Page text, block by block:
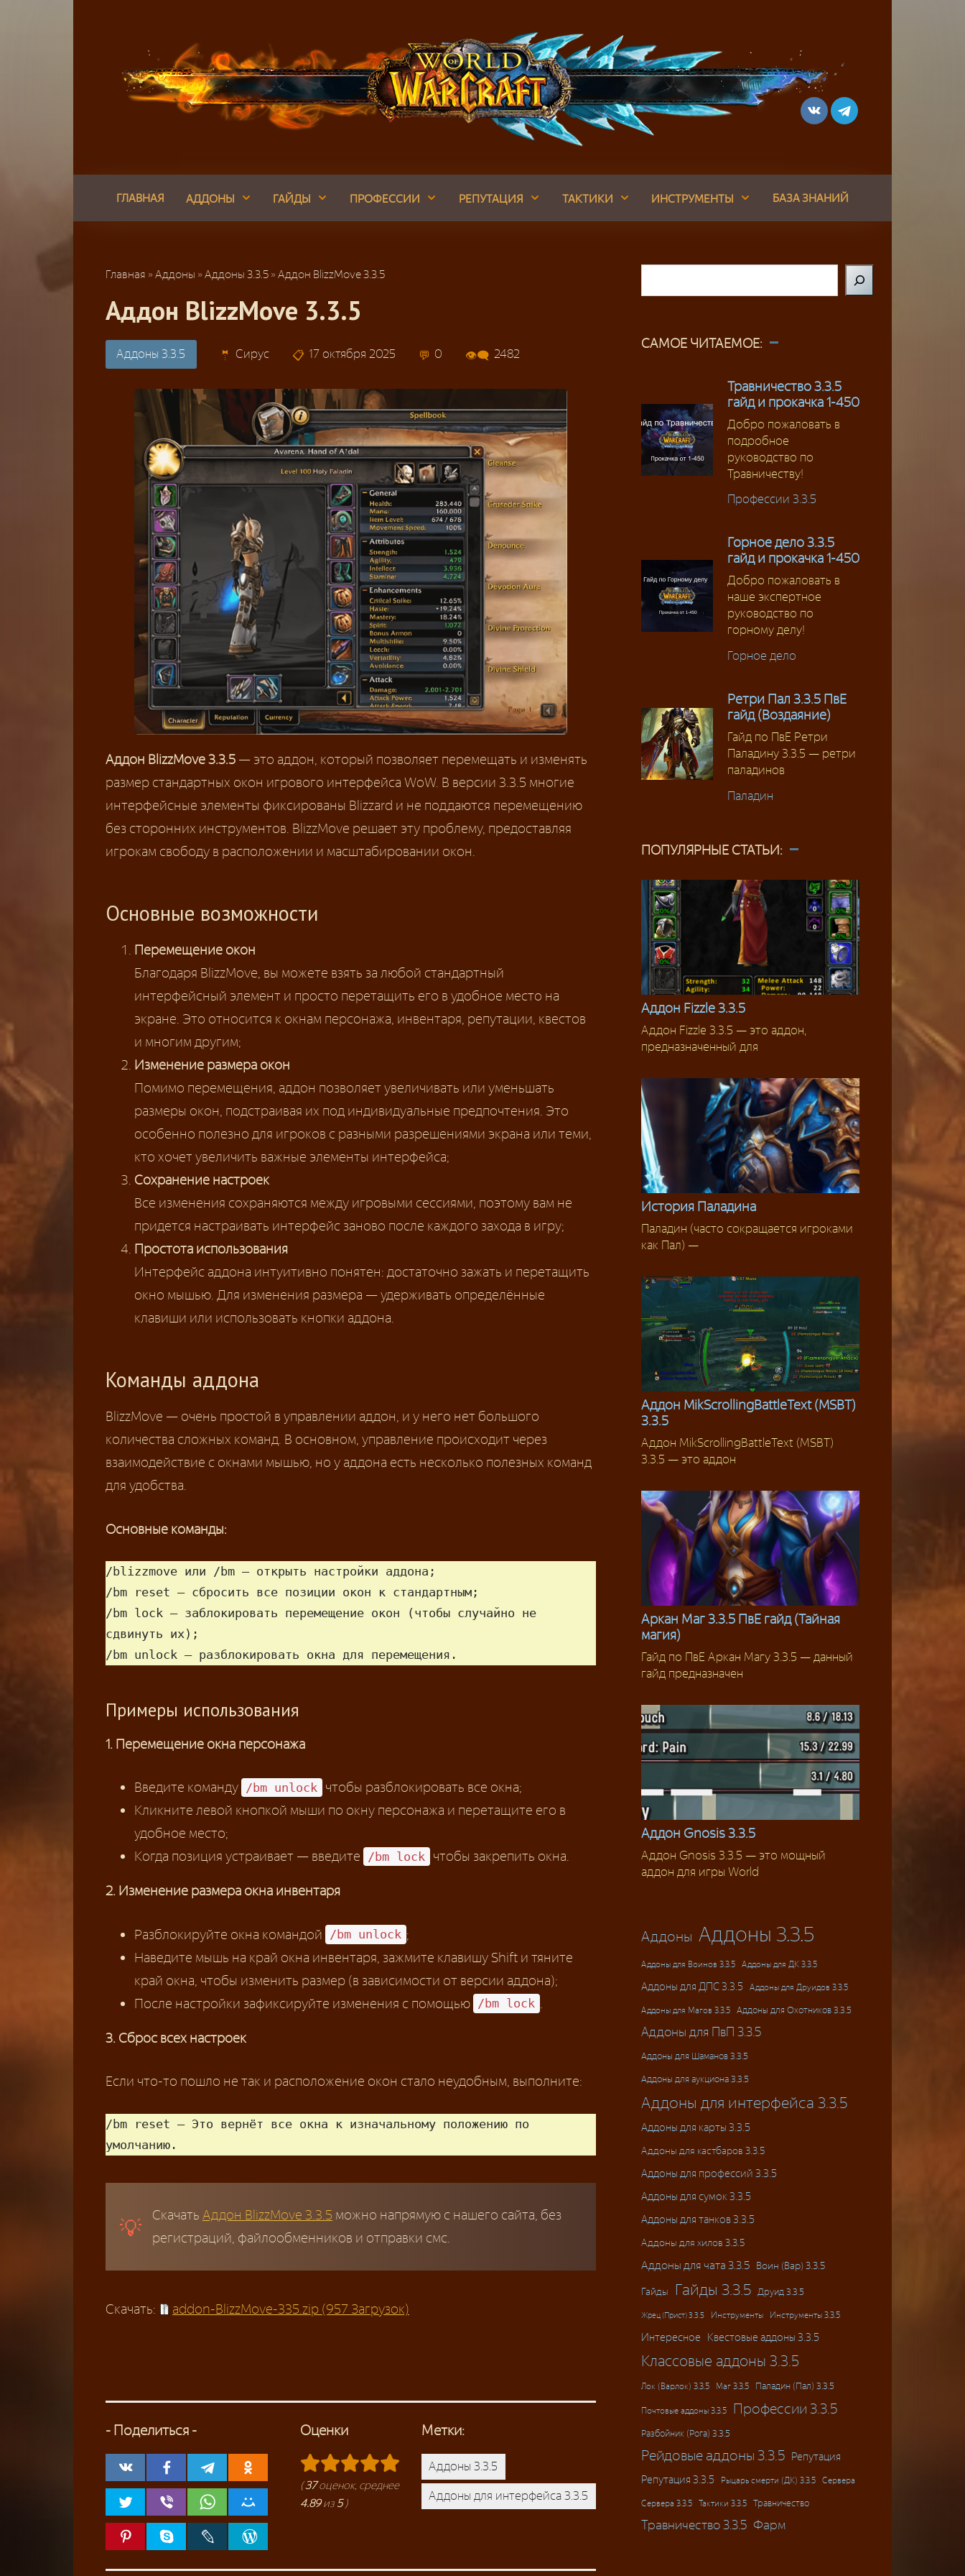
ГЛАВНАЯ АДДОНЫ ГАЙДЫ ПРОФЕССИИ РЕПУТАЦИЯ ТАКТИКИ ИНСТРУМЕНТЫ БАЗА ЗНАНИЙ
Главная »Аддоны »Аддоны 3.3.5 »Аддон BlizzMove 3.3.5
Аддон BlizzMove 3.3.5
Аддоны 3.3.5 Сирус 17 октября 2025 0 2482
Аддон BlizzMove 3.3.5 — это аддон, который позволяет перемещать и изменять
размер стандартных окон игрового интерфейса WoW. В версии 3.3.5 многие
интерфейсные элементы фиксированы Blizzard и не поддаются перемещению
без сторонних инструментов. BlizzMove решает эту проблему, предоставляя
игрокам свободу в расположении и масштабировании окон.
Основные возможности
Перемещение окон
Благодаря BlizzMove, вы можете взять за любой стандартный
интерфейсный элемент и просто перетащить его в удобное место на
экране. Это относится к окнам персонажа, инвентаря, репутации, квестов
и многим другим;
Изменение размера окон
Помимо перемещения, аддон позволяет увеличивать или уменьшать
размеры окон, подстраивая их под индивидуальные предпочтения. Это
особенно полезно для игроков с разными разрешениями экрана или теми,
кто хочет увеличить важные элементы интерфейса;
Сохранение настроек
Все изменения сохраняются между игровыми сессиями, поэтому вам не
придется настраивать интерфейс заново после каждого захода в игру;
Простота использования
Интерфейс аддона интуитивно понятен: достаточно зажать и перетащить
окно мышью. Для изменения размера — удерживать определённые
клавиши или использовать кнопки аддона.
Команды аддона
BlizzMove — очень простой в управлении аддон, и у него нет большого
количества сложных команд. В основном, управление происходит через
взаимодействие с окнами мышью, но у аддона есть несколько полезных команд
для удобства.
Основные команды:
/blizzmove или /bm — открыть настройки аддона;
/bm reset — сбросить все позиции окон к стандартным;
/bm lock — заблокировать перемещение окон (чтобы случайно не
сдвинуть их);
/bm unlock — разблокировать окна для перемещения.
Примеры использования
1. Перемещение окна персонажа
Введите команду /bm unlock чтобы разблокировать все окна;
Кликните левой кнопкой мыши по окну персонажа и перетащите его в
удобное место;
Когда позиция устраивает — введите
/bm lock чтобы закрепить окна.
2. Изменение размера окна инвентаря
Разблокируйте окна командой /bm unlock ;
Наведите мышь на край окна инвентаря, зажмите клавишу Shift и тяните
край окна, чтобы изменить размер (в зависимости от версии аддона);
После настройки зафиксируйте изменения с помощью /bm lock
3. Сброс всех настроек
Если что-то пошло не так и расположение окон стало неудобным, выполните:
/bm reset — Это вернёт все окна к изначальному положению по
умолчанию.
Скачать Аддон BlizzMove 3.3.5 можно напрямую с нашего сайта, без
регистраций, файлообменников и отправки смс.
Скачать: addon-BlizzMove-335.zip (957 Загрузок)
- Поделиться - Оценки
(37оценок, среднее
4.89из 5)
Метки:
Аддоны 3.3.5
Аддоны для интерфейса 3.3.5
САМОЕ ЧИТАЕМОЕ:
Травничество 3.3.5
гайд и прокачка 1-450
Добро пожаловать в
подробное
руководство по
Травничеству!
Профессии 3.3.5
Горное дело 3.3.5
гайд и прокачка 1-450
Добро пожаловать в
наше экспертное
руководство по
горному делу!
Горное дело
Ретри Пал 3.3.5 ПвЕ
гайд (Воздаяние)
Гайд по ПвЕ Ретри
Паладину 3.3.5 — ретри
паладинов
Паладин
ПОПУЛЯРНЫЕ СТАТЬИ:
Аддоны 3.3.5
Аддон Fizzle 3.3.5
Аддон Fizzle 3.3.5 — это аддон,
предназначенный для
История
История Паладина
Паладин (часто сокращается игроками
как Пал) —
Аддон MikScrollingBattleText (MSBT)
3.3.5
Аддон MikScrollingBattleText (MSBT)
3.3.5 — это аддон
Маг
Аркан Маг 3.3.5 ПвЕ гайд (Тайная
магия)
Гайд по ПвЕ Аркан Магу 3.3.5 — данный
гайд предназначен
Аддоны 3.3.5
Аддон Gnosis 3.3.5
Аддон Gnosis 3.3.5 — это мощный
аддон для игры World
Аддоны Аддоны 3.3.5
Аддоны для Воинов 3.3.5 Аддоны для ДК 3.3.5
Аддоны для ДПС 3.3.5 Аддоны для Друидов 3.3.5
Аддоны для Магов 3.3.5 Аддоны для Охотников 3.3.5
Аддоны для ПвП 3.3.5
Аддоны для Шаманов 3.3.5
Аддоны для аукциона 3.3.5
Аддоны для интерфейса 3.3.5
Аддоны для карты 3.3.5
Аддоны для кастбаров 3.3.5
Аддоны для профессий 3.3.5
Аддоны для сумок 3.3.5
Аддоны для танков 3.3.5
Аддоны для хилов 3.3.5
Аддоны для чата 3.3.5 Воин (Вар) 3.3.5
Гайды Гайды 3.3.5 Друид 3.3.5
Жрец (Прист) 3.3.5 Инструменты Инструменты 3.3.5
Интересное Квестовые аддоны 3.3.5
Классовые аддоны 3.3.5
Лок (Варлок) 3.3.5 Маг 3.3.5 Паладин (Пал) 3.3.5
Почтовые аддоны 3.3.5 Профессии 3.3.5
Разбойник (Рога) 3.3.5
Рейдовые аддоны 3.3.5 Репутация
Репутация 3.3.5
Рыцарь смерти (ДК) 3.3.5 Сервера
Сервера 3.3.5 Тактики 3.3.5 Травничество
Травничество 3.3.5 Фарм